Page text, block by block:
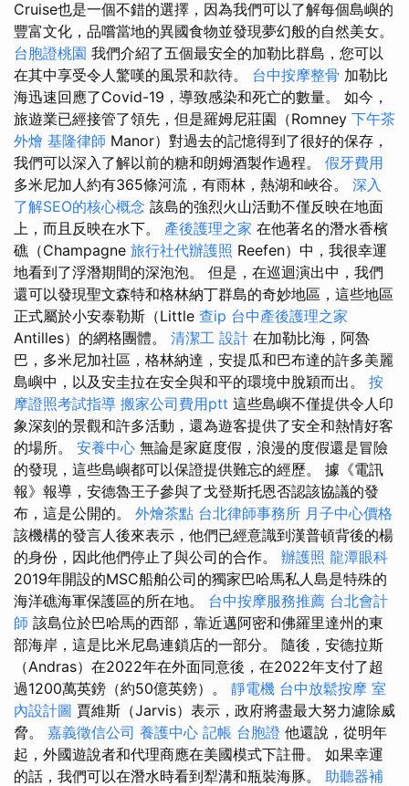
Cruise也是一個不錯的選擇，因為我們可以了解每個島嶼的
豐富文化，品嚐當地的異國食物並發現夢幻般的自然美女。
台胞證桃園 我們介紹了五個最安全的加勒比群島，您可以
在其中享受令人驚嘆的風景和款待。 台中按摩整骨 加勒比
海迅速回應了Covid-19，導致感染和死亡的數量。 如今，
旅遊業已經接管了領先，但是羅姆尼莊園（Romney 下午茶
外燴 基隆律師 Manor）對過去的記憶得到了很好的保存，
我們可以深入了解以前的糖和朗姆酒製作過程。 假牙費用
多米尼加人約有365條河流，有雨林，熱湖和峽谷。 深入
了解SEO的核心概念 該島的強烈火山活動不僅反映在地面
上，而且反映在水下。 產後護理之家 在他著名的潛水香檳
礁（Champagne 旅行社代辦護照 Reefen）中，我很幸運
地看到了浮潛期間的深泡泡。 但是，在巡迴演出中，我們
還可以發現聖文森特和格林納丁群島的奇妙地區，這些地區
正式屬於小安泰勒斯（Little 查ip 台中產後護理之家
Antilles）的網格團體。 清潔工 設計 在加勒比海，阿魯
巴，多米尼加社區，格林納達，安提瓜和巴布達的許多美麗
島嶼中，以及安圭拉在安全與和平的環境中脫穎而出。 按
摩證照考試指導 搬家公司費用ptt 這些島嶼不僅提供令人印
象深刻的景觀和許多活動，還為遊客提供了安全和熱情好客
的場所。 安養中心 無論是家庭度假，浪漫的度假還是冒險
的發現，這些島嶼都可以保證提供難忘的經歷。 據《電訊
報》報導，安德魯王子參與了戈登斯托恩否認該協議的發
布，這是公開的。 外燴茶點 台北律師事務所 月子中心價格
該機構的發言人後來表示，他們已經意識到漢普頓背後的楊
的身份，因此他們停止了與公司的合作。 辦護照 龍潭眼科
2019年開設的MSC船舶公司的獨家巴哈馬私人島是特殊的
海洋礁海軍保護區的所在地。 台中按摩服務推薦 台北會計
師 該島位於巴哈馬的西部，靠近邁阿密和佛羅里達州的東
部海岸，這是比米尼島連鎖店的一部分。 隨後，安德拉斯
（Andras）在2022年在外面同意後，在2022年支付了超
過1200萬英鎊（約50億英鎊）。 靜電機 台中放鬆按摩 室
內設計圖 賈維斯（Jarvis）表示，政府將盡最大努力濾除威
脅。 嘉義徵信公司 養護中心 記帳 台胞證 他還說，從明年
起，外國遊說者和代理商應在美國模式下註冊。 如果幸運
的話，我們可以在潛水時看到犁溝和瓶裝海豚。 助聽器補